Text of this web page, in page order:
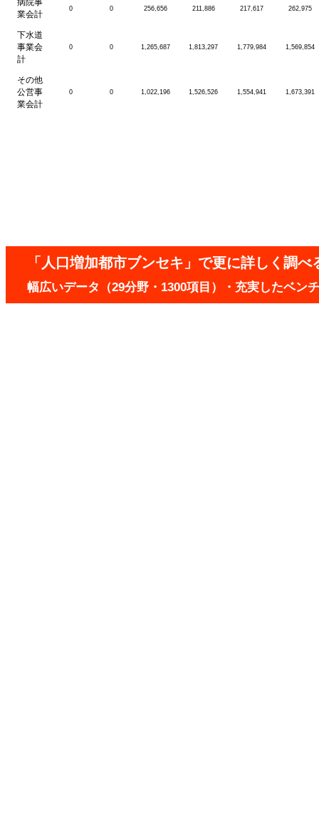
業会計
0 0 256,656 211,886 217,617 262,975
下水道
事業会
計
0 0 1,265,687 1,813,297 1,779,984 1,569,854
その他
公営事
業会計
0 0 1,022,196 1,526,526 1,554,941 1,673,391
「人口増加都市ブンセキ」で更に詳しく調べ
幅広いデータ（29分野・1300項目）・充実したベン